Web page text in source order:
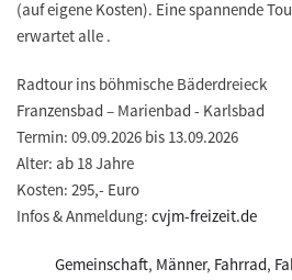
(auf eigene Kosten). Eine spannende
erwartet alle .
Radtour ins böhmische Bäderdreieck
Franzensbad – Marienbad - Karlsbad
Termin: 09.09.2026 bis 13.09.2026
Alter: ab 18 Jahre
Kosten: 295,- Euro
Infos & Anmeldung: cvjm-freizeit.de
Gemeinschaft, Männer, Fahrrad,